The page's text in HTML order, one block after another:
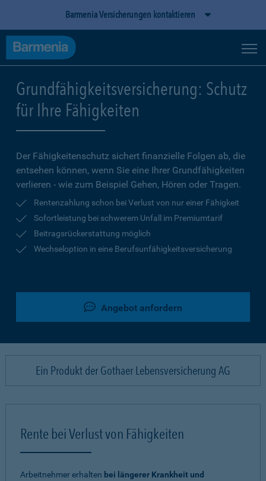
Barmenia Versicherungen kontaktieren
Grundfähigkeitsversicherung: Schutz
für Ihre Fähigkeiten
Der Fähigkeitenschutz sichert finanzielle Folgen ab, die
entsehen können, wenn Sie eine Ihrer Grundfähigkeiten
verlieren - wie zum Beispiel Gehen, Hören oder Tragen.
Rentenzahlung schon bei Verlust von nur einer Fähigkeit
Sofortleistung bei schwerem Unfall im Premiumtarif
Beitragsrückerstattung möglich
Wechseloption in eine Berufsunfähigkeitsversicherung
Angebot anfordern
Ein Produkt der Gothaer Lebensversicherung AG
Rente bei Verlust von Fähigkeiten
Arbeitnehmer erhalten bei längerer Krankheit und